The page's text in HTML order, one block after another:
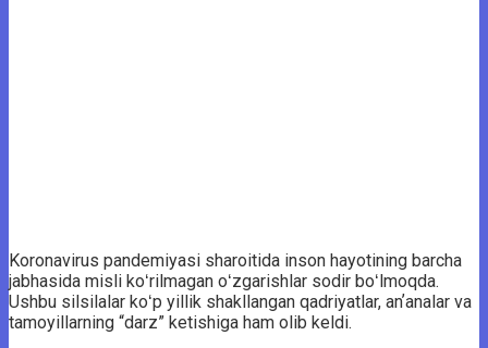
Koronavirus pandemiyasi sharoitida inson hayotining barcha
jabhasida misli koʻrilmagan oʻzgarishlar sodir boʻlmoqda.
Ushbu silsilalar koʻp yillik shakllangan qadriyatlar, anʼanalar va
tamoyillarning “darz” ketishiga ham olib keldi.